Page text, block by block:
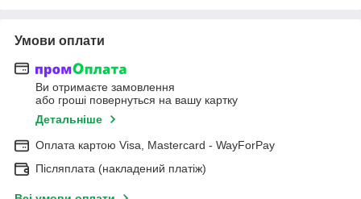
Умови оплати
Ви отримаєте замовлення
або гроші повернуться на вашу картку
Детальніше
Оплата картою Visa, Mastercard - WayForPay
Післяплата (накладений платіж)